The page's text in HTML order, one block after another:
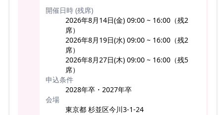
開催日時 (残席)
2026年8月14日(金) 09:00 ~ 16:00（残2
席）
2026年8月19日(水) 09:00 ~ 16:00（残2
席）
2026年8月27日(木) 09:00 ~ 16:00（残5
席）
申込条件
2028年卒・2027年卒
会場
東京都 杉並区今川3-1-24